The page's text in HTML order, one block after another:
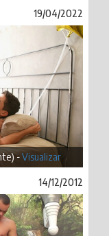
19/04/2022
-Visualizar
14/12/2012